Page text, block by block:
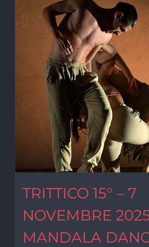
TRITTICO 15° – 7
NOVEMBRE
MANDALA